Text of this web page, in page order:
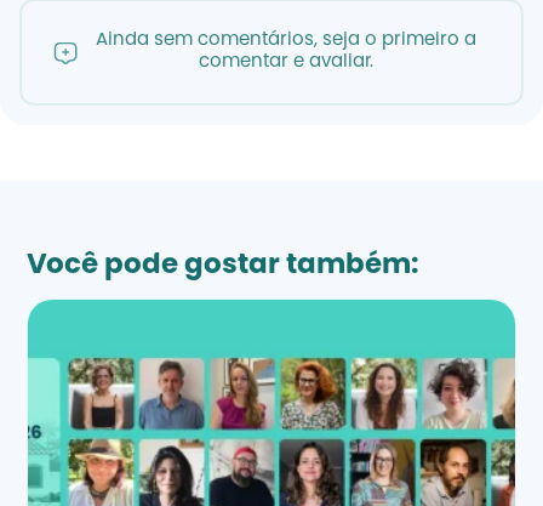
Ainda sem comentários, seja o primeiro a
comentar e avaliar.
Você pode gostar também: